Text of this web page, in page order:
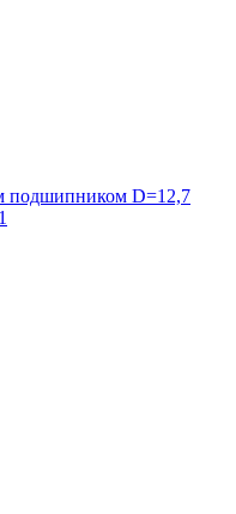
подшипником D=12,7